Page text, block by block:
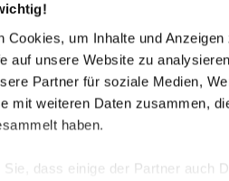
Cookies, um Inhalte und
auf unsere Website zu
Partner für soziale Medien,
mit weiteren Daten zusammen,
haben.
Sie, dass einige der Partner auch
Fragen besprochen und
Abendessen, bei dem die
und